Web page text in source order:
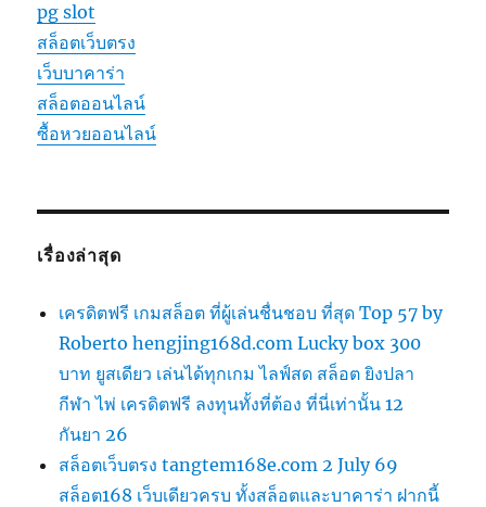
pg slot
สล็อตเว็บตรง
เว็บบาคาร่า
สล็อตออนไลน์
ซื้อหวยออนไลน์
เรื่องล่าสุด
เครดิตฟรี เกมสล็อต ที่ผู้เล่นชื่นชอบ ที่สุด Top 57 by
Roberto hengjing168d.com Lucky box 300
บาท ยูสเดียว เล่นได้ทุกเกม ไลฟ์สด สล็อต ยิงปลา
กีฬา ไพ่ เครดิตฟรี ลงทุนทั้งที่ต้อง ที่นี่เท่านั้น 12
กันยา 26
สล็อตเว็บตรง tangtem168e.com 2 July 69
สล็อต168 เว็บเดียวครบ ทั้งสล็อตและบาคาร่า ฝากนี้